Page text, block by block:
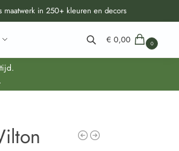
maatwerk in 250+ kleuren en decors
€ 0,00 0